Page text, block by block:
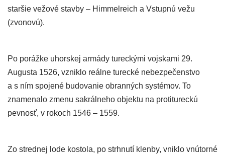
staršie vežové stavby – Himmelreich a Vstupnú vežu
(zvonovú).
Po porážke uhorskej armády tureckými vojskami 29.
Augusta 1526, vzniklo reálne turecké nebezpečenstvo
a s ním spojené budovanie obranných systémov. To
znamenalo zmenu sakrálneho objektu na protitureckú
pevnosť, v rokoch 1546 – 1559.
Zo strednej lode kostola, po strhnutí klenby, vniklo vnútorné